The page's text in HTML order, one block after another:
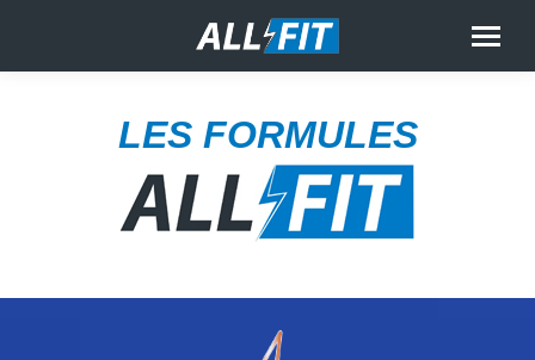
LES FORMULES